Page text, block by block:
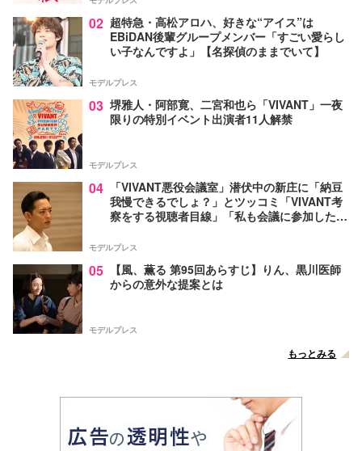
02 超特急・高松アロハ、好きな“アイス”は
EBiDAN後輩グループメンバー「すごい愛らし
い子なんですよ」【名探偵のままでいて】
モデルプレス
03 堺雅人・阿部寛、二宮和也ら「VIVANT」一夜
限りの特別イベント出演者11人解禁
モデルプレス
04
「VIVANT悪役会議室」潜伏中の新庄に「納豆
我慢できるでしょ？」とツッコミ「VIVANT考
察をする視聴者目線」「私も会議に参加した
モデルプレス
05
【風、薫る 第95回あらすじ】りん、黒川医師
からの意外な提案とは
モデルプレス
もっとみる